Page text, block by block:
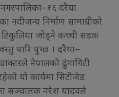
दरैया
नदीजन्य निर्माण सामाग्रीको
जोड्ने कच्ची सडक
पारि पुग्छ । दरैया–
नेपालको ढुंगागिटी
यो कार्यमा सिटीजेड
सञ्चालक नरेश यादवले